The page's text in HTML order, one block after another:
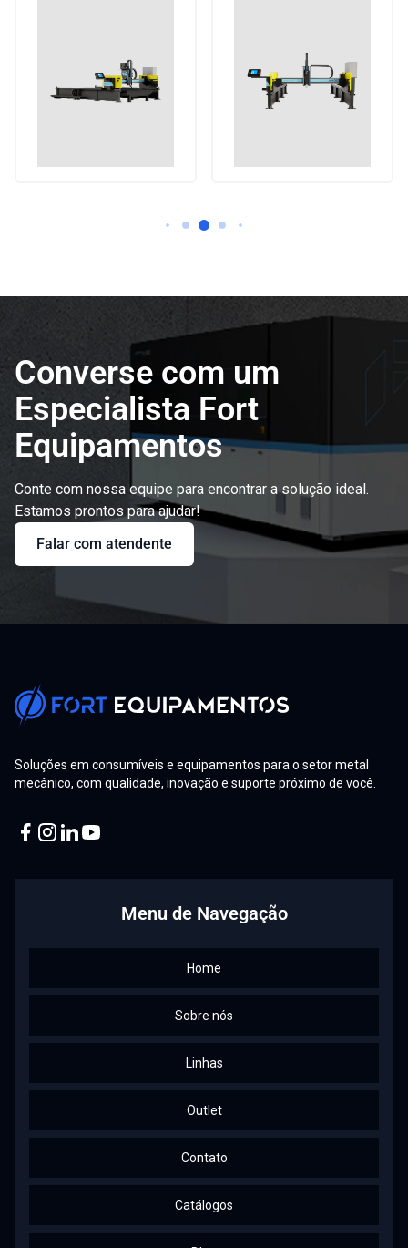
Converse com um
Especialista Fort
Equipamentos
Conte com nossa equipe para encontrar a solução ideal.
Estamos prontos para ajudar!
Falar com atendente
Soluções em consumíveis e equipamentos para o setor metal
mecânico, com qualidade, inovação e suporte próximo de você.
Menu de Navegação
Home
Sobre nós
Linhas
Outlet
Contato
Catálogos